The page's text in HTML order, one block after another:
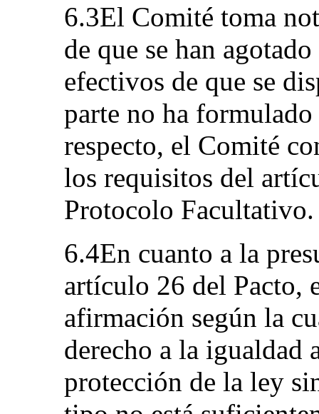
6.3El Comité toma
de que se han
efectivos de que se
parte no ha
respecto, el Comité
los requisitos del
Protocolo Facultativo.
6.4En cuanto a la
artículo 26 del Pacto,
afirmación según la
derecho a la igualdad
protección de la ley